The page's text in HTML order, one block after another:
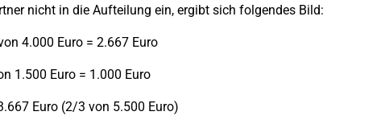
nicht in die Aufteilung ein, ergibt sich folgendes Bild:
4.000 Euro = 2.667 Euro
1.500 Euro = 1.000 Euro
Euro (2/3 von 5.500 Euro)